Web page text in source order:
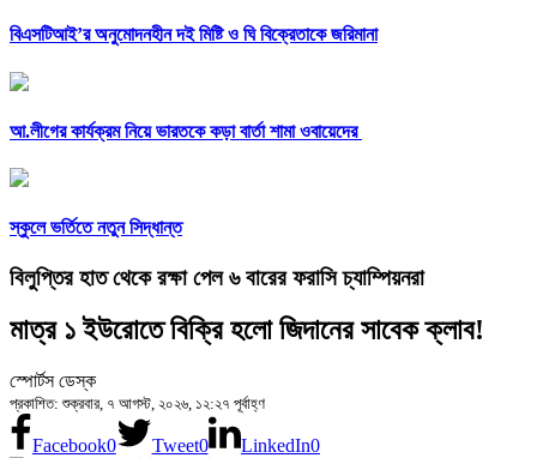
বিএসটিআই’র অনুমোদনহীন দই মিষ্টি ও ঘি বিক্রেতাকে জরিমানা
আ.লীগের কার্যক্রম নিয়ে ভারতকে কড়া বার্তা শামা ওবায়েদের
স্কুলে ভর্তিতে নতুন সিদ্ধান্ত
বিলুপ্তির হাত থেকে রক্ষা পেল ৬ বারের ফরাসি চ্যাম্পিয়নরা
মাত্র ১ ইউরোতে বিক্রি হলো জিদানের সাবেক ক্লাব!
স্পোর্টস ডেস্ক
প্রকাশিত: শুক্রবার, ৭ আগস্ট, ২০২৬, ১২:২৭ পূর্বাহ্ণ
Facebook0 Tweet0 LinkedIn0